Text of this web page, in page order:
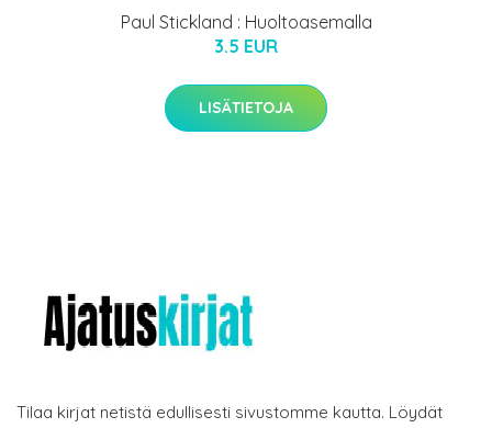
Paul Stickland : Huoltoasemalla
3.5 EUR
LISÄTIETOJA
Tilaa kirjat netistä edullisesti sivustomme kautta. Löydät